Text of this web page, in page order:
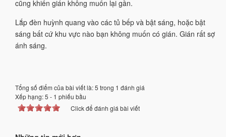
cũng khiến gián không muốn lại gần.
Lắp đèn huỳnh quang vào các tủ bếp và bật sáng, hoặc bật
sáng bất cứ khu vực nào bạn không muốn có gián. Gián rất sợ
ánh sáng.
Tổng số điểm của bài viết là: 5 trong 1 đánh giá
Xếp hạng:5 - 1 phiếu bầu
Click để đánh giá bài viết